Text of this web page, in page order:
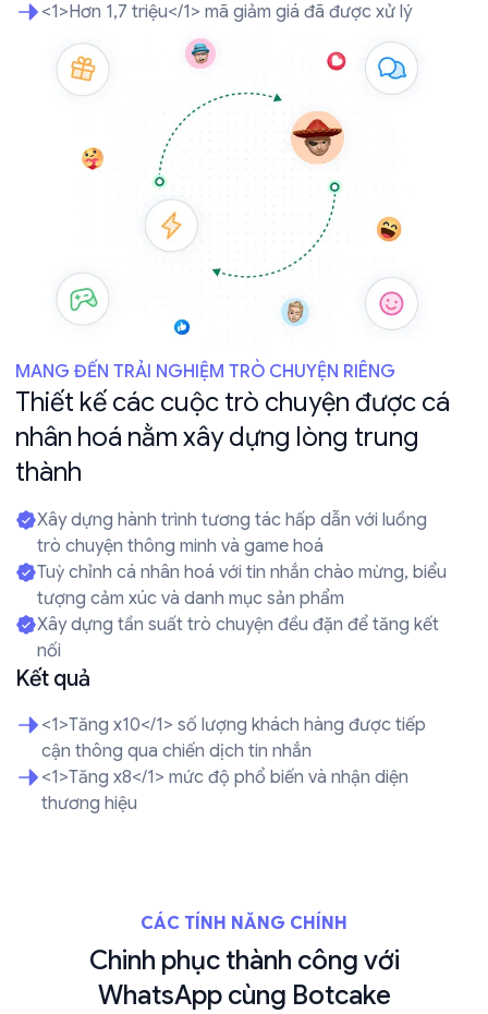
<1>Hơn 1,7 triệu</1> mã giảm giá đã được xử lý
MANG ĐẾN TRẢI NGHIỆM TRÒ CHUYỆN RIÊNG
Thiết kế các cuộc trò chuyện được cá
nhân hoá nằm xây dựng lòng trung
thành
Xây dựng hành trình tương tác hấp dẫn với luồng
trò chuyện thông minh và game hoá
Tuỳ chỉnh cá nhân hoá với tin nhắn chào mừng, biểu
tượng cảm xúc và danh mục sản phẩm
Xây dựng tần suất trò chuyện đều đặn để tăng kết
nối
Kết quả
<1>Tăng x10</1> số lượng khách hàng được tiếp
cận thông qua chiến dịch tin nhắn
<1>Tăng x8</1> mức độ phổ biến và nhận diện
thương hiệu
CÁC TÍNH NĂNG CHÍNH
Chinh phục thành công với
WhatsApp cùng Botcake